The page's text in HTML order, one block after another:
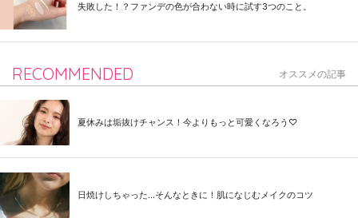
失敗した！？ファンデの色が合わない時に試す3つのこと。
RECOMMENDED オススメの記事
夏休みは垢抜けチャンス！今よりもっと可愛くなろう♡
日焼けしちゃった...そんなときに！肌になじむメイクのコツ